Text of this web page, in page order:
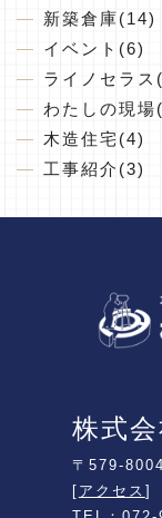
新築倉庫(14)
イベント(6)
ライノセラス
わたしの現場
木造住宅(4)
工事紹介(3)
株式
〒579-
[ アクセス ]